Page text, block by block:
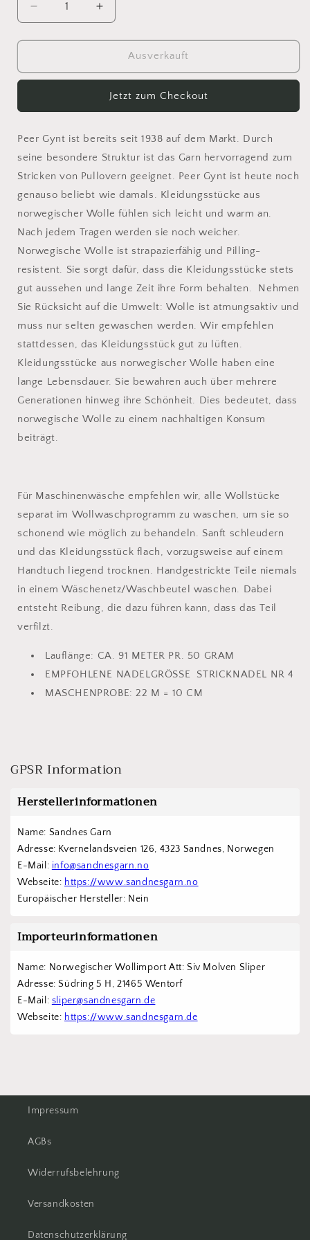
Verringere
die
Menge
Sandnes
Tweed
Erhöhe
die
Menge
Sandnes
Gynt
Tweed
Ausverkauft
Jetzt zum Checkout
Peer Gynt ist bereits seit 1938 auf dem Markt. Durch
seine besondere Struktur ist das Garn hervorragend zum
Stricken von Pullovern geeignet. Peer Gynt ist heute noch
genauso beliebt wie damals. Kleidungsstücke aus
norwegischer Wolle fühlen sich leicht und warm an.
Nach jedem Tragen werden sie noch weicher.
Norwegische Wolle ist strapazierfähig und Pilling-
resistent. Sie sorgt dafür, dass die Kleidungsstücke stets
gut aussehen und lange Zeit ihre Form behalten. Nehmen
Sie Rücksicht auf die Umwelt: Wolle ist atmungsaktiv und
muss nur selten gewaschen werden. Wir empfehlen
stattdessen, das Kleidungsstück gut zu lüften.
Kleidungsstücke aus norwegischer Wolle haben eine
lange Lebensdauer. Sie bewahren auch über mehrere
Generationen hinweg ihre Schönheit. Dies bedeutet, dass
norwegische Wolle zu einem nachhaltigen Konsum
beiträgt.
Für Maschinenwäsche empfehlen wir, alle Wollstücke
separat im Wollwaschprogramm zu waschen, um sie so
schonend wie möglich zu behandeln. Sanft schleudern
und das Kleidungsstück flach, vorzugsweise auf einem
Handtuch liegend trocknen. Handgestrickte Teile niemals
in einem Wäschenetz/Waschbeutel waschen. Dabei
entsteht Reibung, die dazu führen kann, dass das Teil
verfilzt.
Lauflänge: CA. 91 METER PR. 50 GRAM
EMPFOHLENE NADELGRÖSSE STRICKNADEL NR 4
MASCHENPROBE: 22 M = 10 CM
GPSR Information
Herstellerinformationen
Name: Sandnes Garn
Adresse: Kvernelandsveien 126, 4323 Sandnes, Norwegen
E-Mail: info@sandnesgarn.no
Webseite: https://www.sandnesgarn.no
Europäischer Hersteller: Nein
Importeurinformationen
Name: Norwegischer Wollimport Att: Siv Molven Sliper
Adresse: Südring 5 H, 21465 Wentorf
E-Mail: sliper@sandnesgarn.de
Webseite: https://www.sandnesgarn.de
Impressum
AGBs
Widerrufsbelehrung
Versandkosten
Datenschutzerklärung